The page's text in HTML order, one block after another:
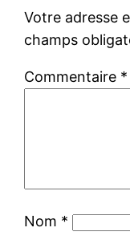
Votre adresse
champs
Commentaire *
Nom *